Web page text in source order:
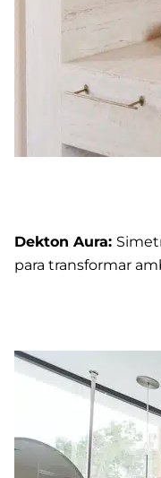
Dekton Aura:
para transformar